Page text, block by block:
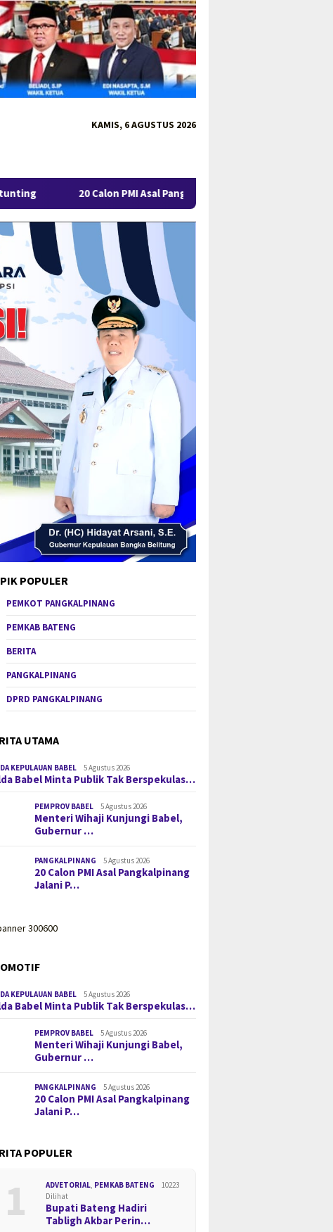
KAMIS, 6 AGUSTUS 2026
PMI Asal Pangkalpinang Jalani Pelatihan Perdana, Disiapkan Jadi
POPULER
PEMKOT PANGKALPINANG
PEMKAB BATENG
BERITA
PANGKALPINANG
DPRD PANGKALPINANG
UTAMA
KEPULAUAN BABEL 5 Agustus 2026
Babel Minta Publik Tak Berspekulas…
PEMPROV BABEL 5 Agustus 2026
Menteri Wihaji Kunjungi Babel,
Gubernur …
PANGKALPINANG 5 Agustus 2026
20 Calon PMI Asal Pangkalpinang
Jalani P…
KEPULAUAN BABEL 5 Agustus 2026
Babel Minta Publik Tak Berspekulas…
PEMPROV BABEL 5 Agustus 2026
Menteri Wihaji Kunjungi Babel,
Gubernur …
PANGKALPINANG 5 Agustus 2026
20 Calon PMI Asal Pangkalpinang
Jalani P…
POPULER
1 ADVETORIAL, PEMKAB BATENG
10223
Dilihat
Bupati Bateng Hadiri
Tabligh Akbar Perin…